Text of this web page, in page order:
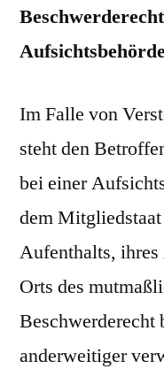
Im Falle von
steht den
bei einer
dem
Aufenthalts, ihres
Orts des
Beschwerderecht
anderweitiger